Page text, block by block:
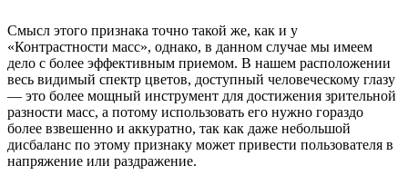
Смысл этого признака точно такой же, как и у
«Контрастности масс», однако, в данном случае мы имеем
дело с более эффективным приемом. В нашем расположении
весь видимый спектр цветов, доступный человеческому глазу
— это более мощный инструмент для достижения зрительной
разности масс, а потому использовать его нужно гораздо
более взвешенно и аккуратно, так как даже небольшой
дисбаланс по этому признаку может привести пользователя в
напряжение или раздражение.